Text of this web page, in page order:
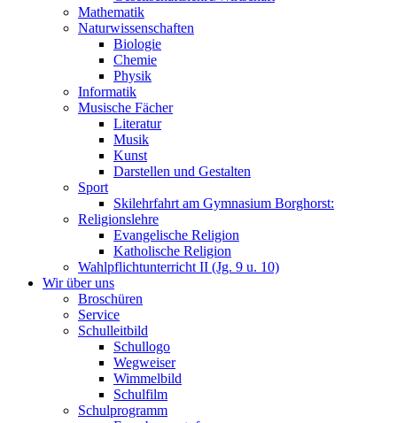
Mathematik
Naturwissenschaften
Biologie
Chemie
Physik
Informatik
Musische Fächer
Literatur
Musik
Kunst
Darstellen und Gestalten
Sport
Skilehrfahrt am Gymnasium Borghorst:
Religionslehre
Evangelische Religion
Katholische Religion
Wahlpflichtunterricht II (Jg. 9 u. 10)
Wir über uns
Broschüren
Service
Schulleitbild
Schullogo
Wegweiser
Wimmelbild
Schulfilm
Schulprogramm